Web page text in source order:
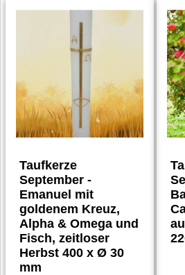
Taufkerze
September -
Emanuel mit
goldenem Kreuz,
Alpha & Omega und
Fisch, zeitloser
Herbst 400 x Ø 30
mm